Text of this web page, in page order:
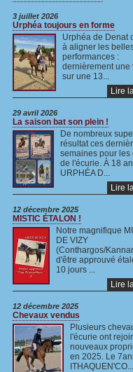
3 juillet 2026
Urphéa toujours en forme
Urphéa de Denat
à aligner les
performances :
dernièrement une
sur une 13...
Lire
29 avril 2026
La saison bat son plein !
De nombreux
résultat ces
semaines pour les
de l'écurie. À 18
URPHÉA D...
Lire
12 décembre 2025
MISTIC ÉTALON !
Notre magnifique
DE VIZY
(Conthargos/
d'être approuvé
10 jours ...
Lire
12 décembre 2025
Chevaux vendus
Plusieurs
l'écurie ont
nouveaux
en 2025. Le
ITHAQUEN'CO...